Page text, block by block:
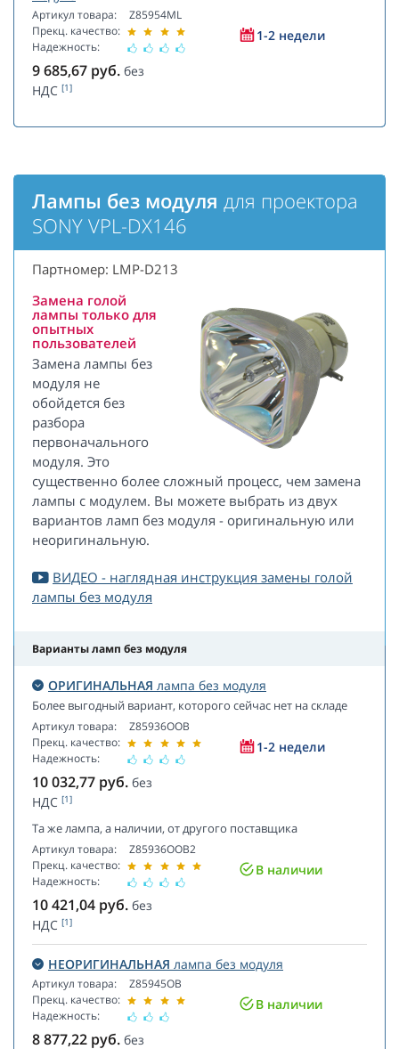
Артикул товара:
Прекц. качество:
Надежность:
Z85954ML
1-2 недели
9 685,67 руб. без
НДС [1]
Лампы без модуля для проектора
SONY VPL-DX146
Партномер: LMP-D213
Замена голой
лампы только для
опытных
пользователей
Замена лампы без
модуля не
обойдется без
разбора
первоначального
модуля. Это
существенно более сложный процесс, чем замена
лампы с модулем. Вы можете выбрать из двух
вариантов ламп без модуля - оригинальную или
неоригинальную.
ВИДЕО - наглядная инструкция замены голой
лампы без модуля
Варианты ламп без модуля
ОРИГИНАЛЬНАЯ лампа без модуля
Более выгодный вариант, которого сейчас нет на складе
Артикул товара:
Прекц. качество:
Надежность:
Z85936OOB
1-2 недели
10 032,77 руб. без
НДС [1]
Та же лампа, а наличии, от другого поставщика
Артикул товара:
Прекц. качество:
Надежность:
Z85936OOB2
В наличии
10 421,04 руб. без
НДС [1]
НЕОРИГИНАЛЬНАЯ лампа без модуля
Артикул товара:
Прекц. качество:
Надежность:
Z85945OB
В наличии
8 877,22 руб. без